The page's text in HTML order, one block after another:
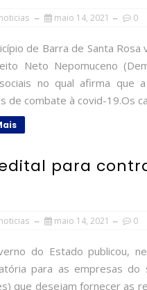
maio 14, 2021 0
de Barra de Santa
Neto Nepomuceno
no qual afirma que
de combate à covid-19.Os
para
maio 14, 2021 0
do Estado publicou,
para as empresas
que desejam fornecer as